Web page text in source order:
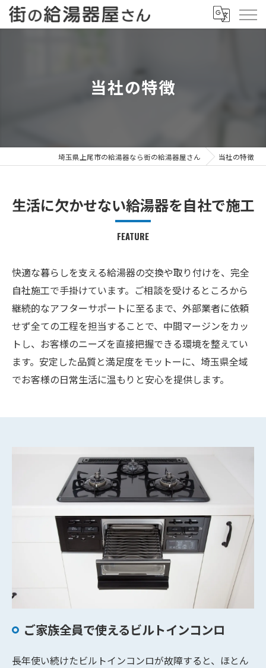
当社の特徴
埼玉県上尾市の給湯器なら街の給湯器屋さん 当社の特徴
生活に欠かせない給湯器を自社で施工
FEATURE
快適な暮らしを支える給湯器の交換や取り付けを、完全
自社施工で手掛けています。ご相談を受けるところから
継続的なアフターサポートに至るまで、外部業者に依頼
せず全ての工程を担当することで、中間マージンをカッ
トし、お客様のニーズを直接把握できる環境を整えてい
ます。安定した品質と満足度をモットーに、埼玉県全域
でお客様の日常生活に温もりと安心を提供します。
ご家族全員で使えるビルトインコンロ
長年使い続けたビルトインコンロが故障すると、ほとん